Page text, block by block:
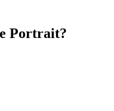
Portrait?